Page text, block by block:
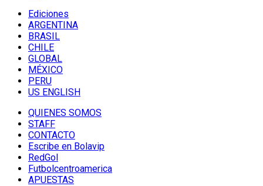
Ediciones
ARGENTINA
BRASIL
CHILE
GLOBAL
MÉXICO
PERU
US ENGLISH
QUIENES SOMOS
STAFF
CONTACTO
Escribe en Bolavip
RedGol
Futbolcentroamerica
APUESTAS